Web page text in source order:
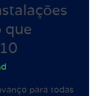
que
para todas